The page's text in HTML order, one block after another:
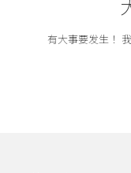
精品
有大事要发生！